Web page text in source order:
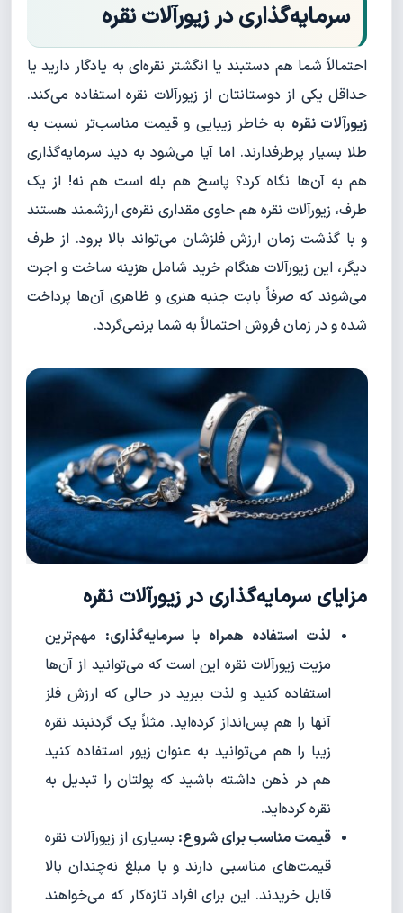
سرمایه‌گذاری در زیورآلات نقره
احتمالاً شما هم دستبند یا انگشتر نقره‌ای به یادگار دارید یا
حداقل یکی از دوستانتان از زیورآلات نقره استفاده می‌کند.
زیورآلات نقره به خاطر زیبایی و قیمت مناسب‌تر نسبت به
طلا بسیار پرطرفدارند. اما آیا می‌شود به دید سرمایه‌گذاری
هم به آن‌ها نگاه کرد؟ پاسخ هم بله است هم نه! از یک
طرف، زیورآلات نقره هم حاوی مقداری نقره‌ی ارزشمند هستند
و با گذشت زمان ارزش فلزشان می‌تواند بالا برود. از طرف
دیگر، این زیورآلات هنگام خرید شامل هزینه ساخت و اجرت
می‌شوند که صرفاً بابت جنبه هنری و ظاهری آن‌ها پرداخت
شده و در زمان فروش احتمالاً به شما برنمی‌گردد.
مزایای سرمایه‌گذاری در زیورآلات نقره
لذت استفاده همراه با سرمایه‌گذاری: مهم‌ترین
مزیت زیورآلات نقره این است که می‌توانید از آن‌ها
استفاده کنید و لذت ببرید در حالی که ارزش فلز
آنها را هم پس‌انداز کرده‌اید. مثلاً یک گردنبند نقره
زیبا را هم می‌توانید به عنوان زیور استفاده کنید
هم در ذهن داشته باشید که پولتان را تبدیل به
نقره کرده‌اید.
قیمت مناسب برای شروع: بسیاری از زیورآلات نقره
قیمت‌های مناسبی دارند و با مبلغ نه‌چندان بالا
قابل خریدند. این برای افراد تازه‌کار که می‌خواهند